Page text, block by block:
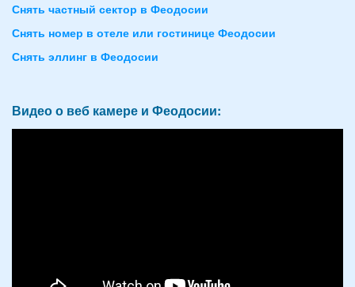
Снять частный сектор в Феодосии
Снять номер в отеле или гостинице Феодосии
Снять эллинг в Феодосии
Видео о веб камере и Феодосии: